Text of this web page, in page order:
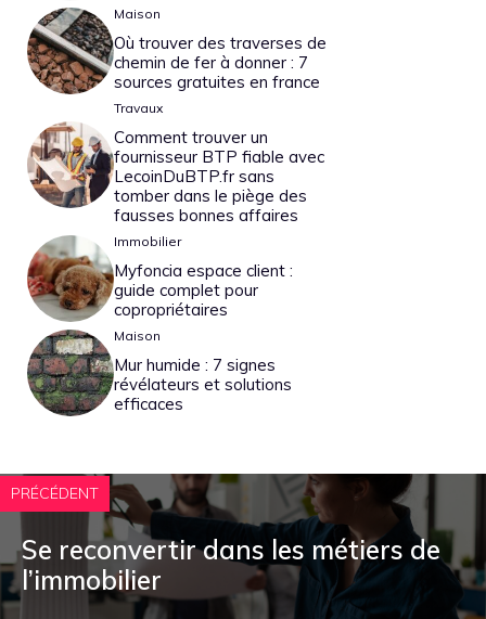
Maison
Où trouver des traverses de
chemin de fer à donner : 7
sources gratuites en france
Travaux
Comment trouver un
fournisseur BTP fiable avec
LecoinDuBTP.fr sans
tomber dans le piège des
fausses bonnes affaires
Immobilier
Myfoncia espace client :
guide complet pour
copropriétaires
Maison
Mur humide : 7 signes
révélateurs et solutions
efficaces
PRÉCÉDENT
Se reconvertir dans les métiers de
l’immobilier